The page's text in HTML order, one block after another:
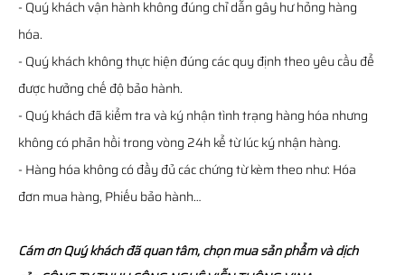
- Quý khách vận hành không đúng chỉ dẫn gây hư hỏng hàng
hóa.
- Quý khách không thực hiện đúng các quy định theo yêu cầu để
được hưởng chế độ bảo hành.
- Quý khách đã kiểm tra và ký nhận tình trạng hàng hóa nhưng
không có phản hồi trong vòng 24h kể từ lúc ký nhận hàng.
- Hàng hóa không có đầy đủ các chứng từ kèm theo như: Hóa
đơn mua hàng, Phiếu bảo hành…
Cám ơn Quý khách đã quan tâm, chọn mua sản phẩm và dịch